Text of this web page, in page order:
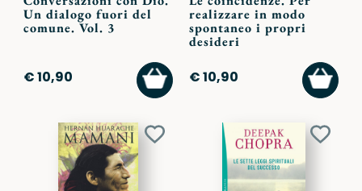
Un dialogo fuori del
comune. Vol. 3
€ 10,90
AGGIUNGI
AL
CARRELLO
realizzare in modo
spontaneo i propri
desideri
€ 10,90
AL
Aggiungi